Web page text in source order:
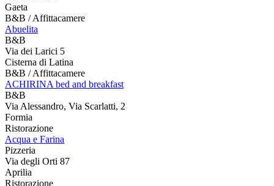
Gaeta
B&B / Affittacamere
Abuelita
B&B
Via dei Larici 5
Cisterna di Latina
B&B / Affittacamere
ACHIRINA bed and breakfast
B&B
Via Alessandro, Via Scarlatti, 2
Formia
Ristorazione
Acqua e Farina
Pizzeria
Via degli Orti 87
Aprilia
Ristorazione